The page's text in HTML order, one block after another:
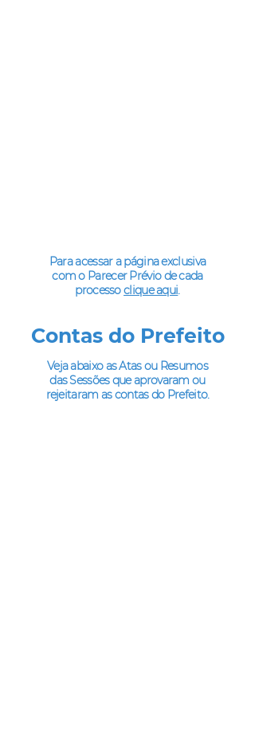
Para acessar a página exclusiva
com o Parecer Prévio de cada
processoclique aqui.
Contas do Prefeito
Veja abaixo as Atas ou Resumos
das Sessões que aprovaram ou
rejeitaram as contas do Prefeito.